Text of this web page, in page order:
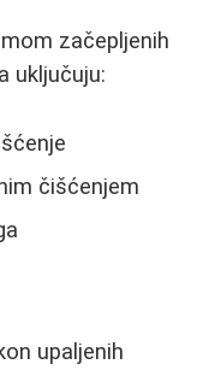
začepljenih
uključuju:
čišćenjem
upaljenih